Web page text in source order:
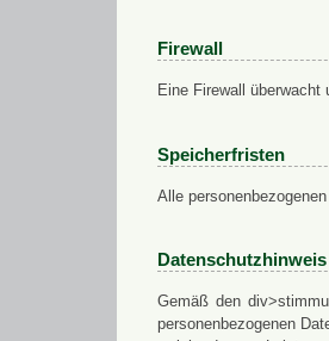
Firewall
Eine Firewall
Speicherfristen
Alle
Datenschutzhinweis
Gemäß den
personenbezogenen